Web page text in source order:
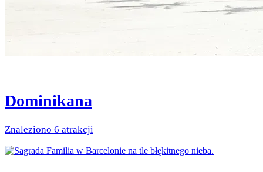
Dominikana
Znaleziono 6 atrakcji